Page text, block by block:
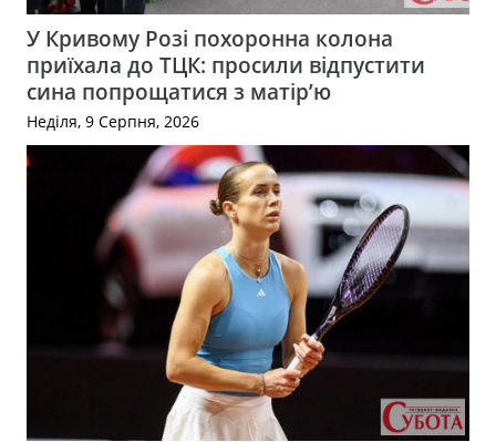
У Кривому Розі похоронна колона
приїхала до ТЦК: просили відпустити
сина попрощатися з матір’ю
Неділя, 9 Серпня, 2026